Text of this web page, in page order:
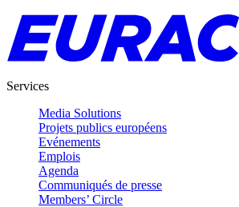
Services
Media Solutions
Projets publics européens
Evénements
Emplois
Agenda
Communiqués de presse
Members’ Circle